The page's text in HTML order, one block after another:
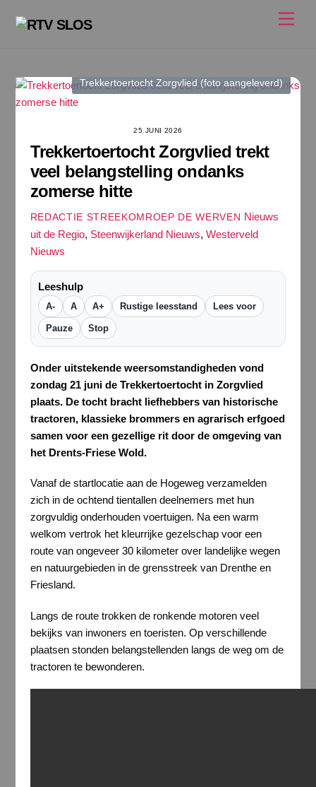
naar
Trekkertoertocht Zorgvlied (foto aangeleverd)
25 JUNI 2026
Trekkertoertocht Zorgvlied trekt
veel belangstelling ondanks
zomerse hitte
REDACTIE STREEKOMROEP DE WERVEN Nieuws
uit de Regio, Steenwijkerland Nieuws, Westerveld
Nieuws
Leeshulp
A- A A+ Rustige leesstand Lees voor
Pauze Stop
Onder uitstekende weersomstandigheden vond
zondag 21 juni de Trekkertoertocht in Zorgvlied
plaats. De tocht bracht liefhebbers van historische
tractoren, klassieke brommers en agrarisch erfgoed
samen voor een gezellige rit door de omgeving van
het Drents-Friese Wold.
Vanaf de startlocatie aan de Hogeweg verzamelden
zich in de ochtend tientallen deelnemers met hun
zorgvuldig onderhouden voertuigen. Na een warm
welkom vertrok het kleurrijke gezelschap voor een
route van ongeveer 30 kilometer over landelijke wegen
en natuurgebieden in de grensstreek van Drenthe en
Friesland.
Langs de route trokken de ronkende motoren veel
bekijks van inwoners en toeristen. Op verschillende
plaatsen stonden belangstellenden langs de weg om de
tractoren te bewonderen.